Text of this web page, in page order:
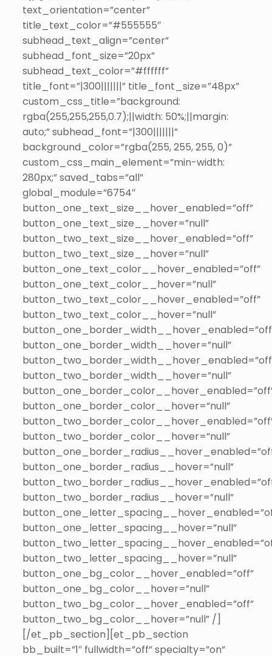
text_orientation=”center”
title_text_color=”#555555″
subhead_text_align=”center”
subhead_font_size=”20px”
subhead_text_color=”#ffffff”
title_font=”|300|||||||” title_font_size=”48px”
custom_css_title=”background:
rgba(255,255,255,0.7);||width: 50%;||margin:
auto;” subhead_font=”|300|||||||”
background_color=”rgba(255, 255, 255, 0)”
custom_css_main_element=”min-width:
280px;” saved_tabs=”all”
global_module=”6754″
button_one_text_size__hover_enabled=”off”
button_one_text_size__hover=”null”
button_two_text_size__hover_enabled=”off”
button_two_text_size__hover=”null”
button_one_text_color__hover_enabled=”off”
button_one_text_color__hover=”null”
button_two_text_color__hover_enabled=”off”
button_two_text_color__hover=”null”
button_one_border_width__hover=”null”
button_two_border_width__hover=”null”
button_one_border_color__hover=”null”
button_two_border_color__hover=”null”
button_one_border_radius__hover=”null”
button_two_border_radius__hover=”null”
button_one_letter_spacing__hover=”null”
button_two_letter_spacing__hover=”null”
button_one_bg_color__hover_enabled=”off”
button_one_bg_color__hover=”null”
button_two_bg_color__hover_enabled=”off”
button_two_bg_color__hover=”null” /]
[/et_pb_section][et_pb_section
bb_built=”1″ fullwidth=”off” specialty=”on”